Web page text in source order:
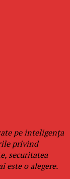
pe inteligența
privind
securitatea
este o alegere.